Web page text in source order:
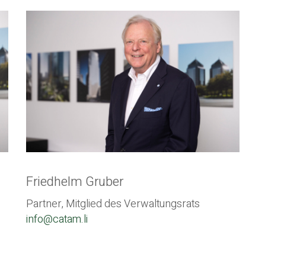
Friedhelm Gruber
Partner, Mitglied des Verwaltungsrats
info@catam.li